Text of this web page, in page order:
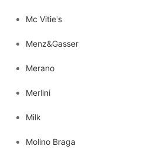
Mc Vitie's
Menz&Gasser
Merano
Merlini
Milk
Molino Braga